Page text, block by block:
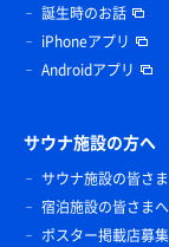
誕生時のお話
iPhoneアプリ
Androidアプリ
サウナ施設の方へ
サウナ施設の皆さ
宿泊施設の皆さまへ
ポスター掲載店募集